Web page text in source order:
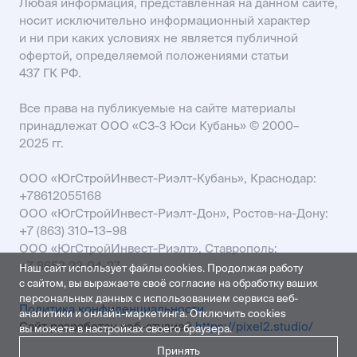
носит исключительно информационный характер
и ни при каких условиях не является публичной
офертой, определяемой положениями статьи
437 ГК РФ.
Все права на публикуемые на сайте материалы
принадлежат ООО «СЗ-3 Юси Кубань» © 2000–
2025 гг.
ООО «ЮгСтройИнвест-Риэлт-Кубань», Краснодар:
+78612055168
ООО «ЮгСтройИнвест-Риэлт-Дон», Ростов-на-Дону:
+7 (863) 310–13–98
ООО «ЮгСтройИнвест-Риэлт», Ставрополь:
+7 8652 22-04-27
Политика конфиденциальности
Сайт разработан веб-студиейhttps://pixel2.studio/
Наш сайт использует файлы cookies. Продолжая работу
с сайтом, вы выражаете своё согласие на обработку ваших
персональных данных с использованием сервиса веб-
аналитики и онлайн-маркетинга. Отключить cookies
вы можете в настройках своего браузера.
Принять